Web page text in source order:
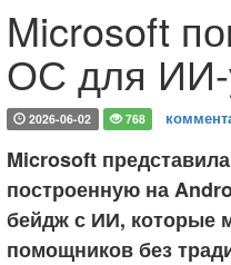
Microsoft
ОС для ИИ-
2026-06-02 768
Microsoft
построенную на
бейдж с ИИ, которые
помощников без